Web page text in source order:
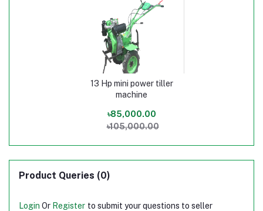
13 Hp mini power tiller
machine
৳85,000.00
৳105,000.00
Product Queries (0)
Login Or Register to submit your questions to seller